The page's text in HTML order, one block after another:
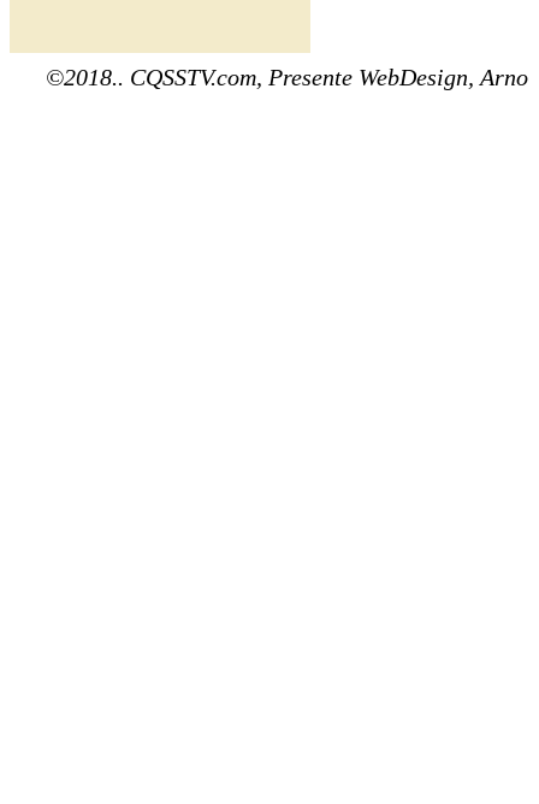
©2018.. CQSSTV.com, Presente WebDesign, Arno